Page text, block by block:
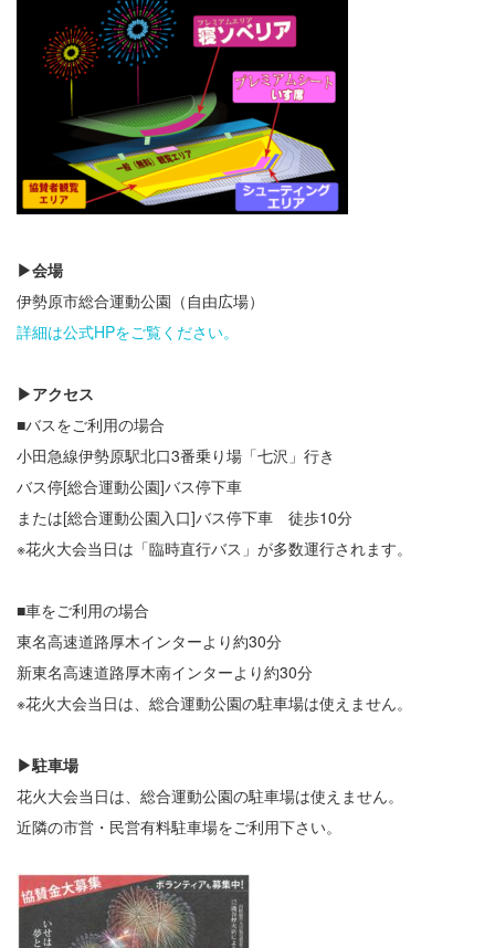
▶会場
伊勢原市総合運動公園（自由広場）
詳細は公式HPをご覧ください。
▶アクセス
■バスをご利用の場合
小田急線伊勢原駅北口3番乗り場「七沢」行き
バス停[総合運動公園]バス停下車
または[総合運動公園入口]バス停下車 徒歩10分
※花火大会当日は「臨時直行バス」が多数運行されます。
■車をご利用の場合
東名高速道路厚木インターより約30分
新東名高速道路厚木南インターより約30分
※花火大会当日は、総合運動公園の駐車場は使えません。
▶駐車場
花火大会当日は、総合運動公園の駐車場は使えません。
近隣の市営・民営有料駐車場をご利用下さい。